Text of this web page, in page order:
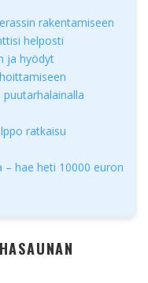
rakentamiseen
helposti
ja hyödyt
ratkaisu
hae heti 10000 euron